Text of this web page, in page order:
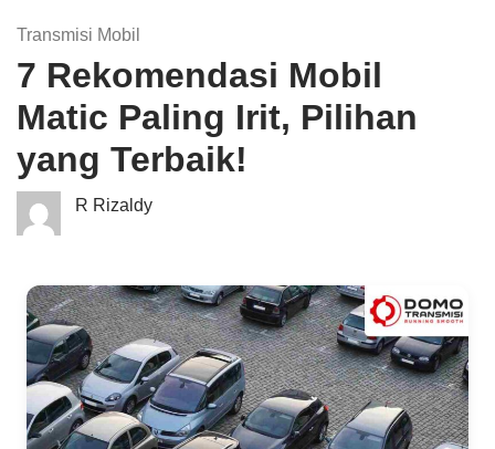
Transmisi Mobil
7 Rekomendasi Mobil
Matic Paling Irit, Pilihan
yang Terbaik!
R Rizaldy